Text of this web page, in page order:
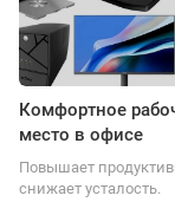
Комфортное
место в офисе
Повышает
снижает усталость.